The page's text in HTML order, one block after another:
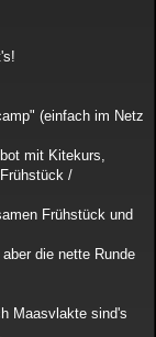
(einfach im Netz
mit Kitekurs,
/
Frühstück und
die nette Runde
Maasvlakte sind's